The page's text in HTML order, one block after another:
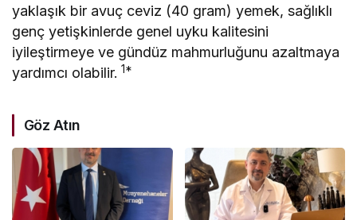
yaklaşık bir avuç ceviz (40 gram) yemek, sağlıklı
genç yetişkinlerde genel uyku kalitesini
iyileştirmeye ve gündüz mahmurluğunu azaltmaya
yardımcı olabilir. 1*
Göz Atın